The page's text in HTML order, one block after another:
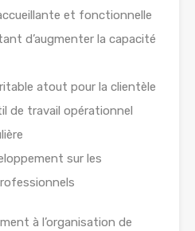
et fonctionnelle
d’augmenter la capacité
atout pour la clientèle
de travail opérationnel
sur les
à l’organisation de